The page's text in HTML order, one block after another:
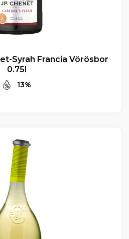
Syrah Francia Vörösbor
0.75l
13%